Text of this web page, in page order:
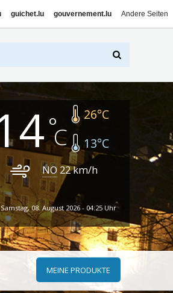
guichet.lu gouvernement.lu Andere Seiten
26°C
13°C
NO 22km/h
Samstag, 08. August 2026 - 04:25 Uhr
MEINE PRODUKTE